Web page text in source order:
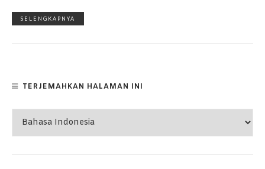
SELENGKAPNYA
TERJEMAHKAN HALAMAN INI